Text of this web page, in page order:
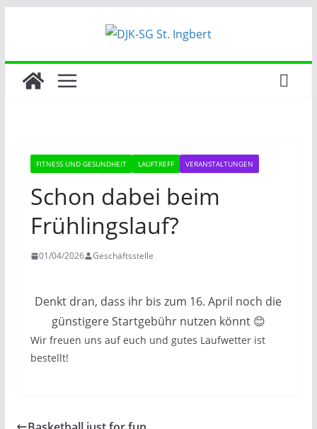
FITNESS UND GESUNDHEIT LAUFTREFF VERANSTALTUNGEN
Schon dabei beim
Frühlingslauf?
01/04/2026 Geschäftsstelle
Denkt dran, dass ihr bis zum 16. April noch die
günstigere Startgebühr nutzen könnt 😊
Wir freuen uns auf euch und gutes Laufwetter ist
bestellt!